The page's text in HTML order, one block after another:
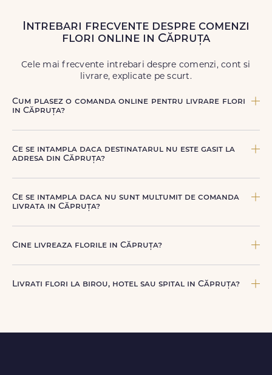
Livrăm buchete de florichiar și în weekend, pentru ca tu
să poți adresa un gest frumos atunci când ai nevoie.
Intrebari frecvente despre comenzi
flori online in Căpruța
Cele mai frecvente intrebari despre comenzi, cont si
livrare, explicate pe scurt.
Cum plasez o comanda online pentru livrare flori
in Căpruța?
produsul dorit, data si intervalul de livrare si adresa din
Căpruța. sau poti plasa comanda telefonic, la nr. +40 722
Ce se intampla daca destinatarul nu este gasit la
adresa din Căpruța?
numarul de telefon oferit. Daca nu poate preda comanda,
te contactam pentru o solutie rapida (reprogramare sau
Ce se intampla daca nu sunt multumit de comanda
livrata in Căpruța?
astfel incat poti comanda fara griji.
Cine livreaza florile in Căpruța?
parteneri de incredere, pentru a asigura manipulare
Livrati flori la birou, hotel sau spital in Căpruța?
detalii utile (nume receptie, etaj, salon) ca livrarea sa